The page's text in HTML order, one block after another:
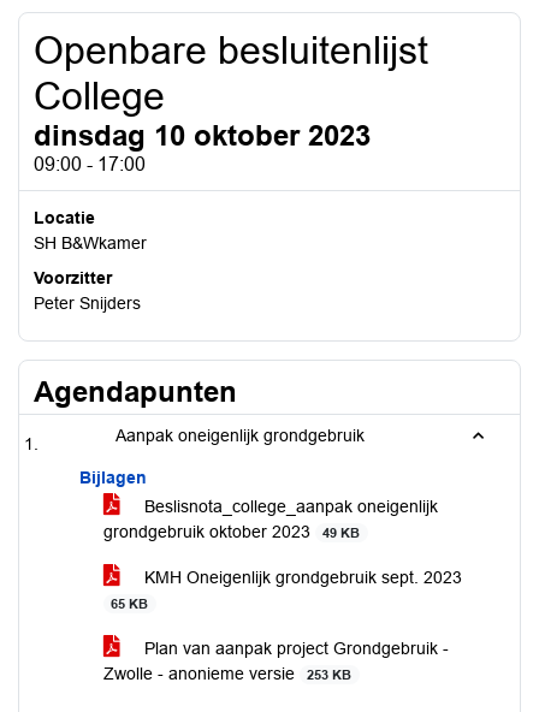
Openbare besluitenlijst
College
dinsdag 10 oktober 2023
09:00 - 17:00
Locatie
SH B&Wkamer
Voorzitter
Peter Snijders
Agendapunten
Aanpak oneigenlijk grondgebruik
Bijlagen
Beslisnota_college_aanpak oneigenlijk
grondgebruik oktober 2023
49 KB
KMH Oneigenlijk grondgebruik sept. 2023
65 KB
Plan van aanpak project Grondgebruik -
Zwolle - anonieme versie
253 KB